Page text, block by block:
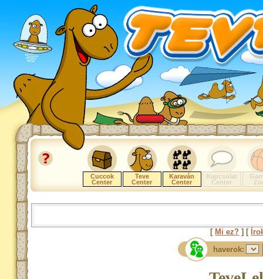
Cuccok
Center
Teve
Center
Karaván
Center
Kapcsolat
Center
[ Mi ez? ] [
haverok: